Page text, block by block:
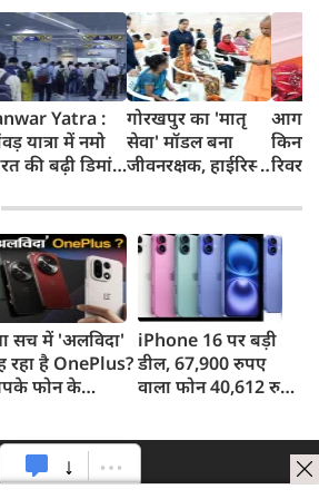
Yatra :
यात्रा में नमो
की बढ़ी डिमांड,
स्टेशनों पर 50%
यात्रियों की
गोरखपुर का 'मातृ
सेवा' मॉडल बना
जीवनरक्षक, हाईरिस्क
इलाज से बची 77
जिंदगियां
आगरा
रिवर
करेगी
सच में 'अलविदा'
रहा है OnePlus?
फोन के
iPhone 16 पर बड़ी
डील, 67,900 रुपए
वाला फोन 40,612 रुपए